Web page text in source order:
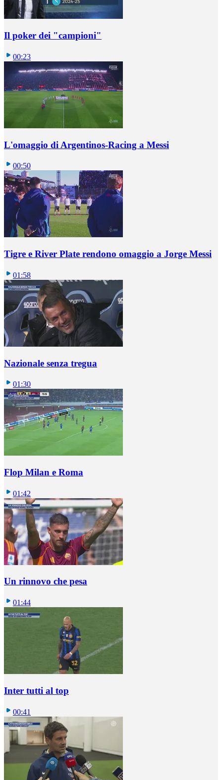
Il poker dei "campioni"
00:23
L'omaggio di Argentinos-Racing a Messi
00:50
Tigre e River Plate rendono omaggio a Jorge Messi
01:58
Nazionale senza tregua
01:30
Flop Milan e Roma
01:42
Un rinnovo che pesa
01:44
Inter tutti al top
00:41